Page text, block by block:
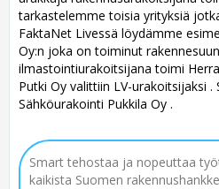
tarkastelemme toisia yrityksiä
FaktaNet Livessä löydämme
Oy:n joka on toiminut
ilmastointiurakoitsijana toimi
Putki Oy valittiin LV-urakoitsijaksi .
Sähköurakointi Pukkila Oy .
Smart tehostaa ja nopeuttaa
kaikista Suomen